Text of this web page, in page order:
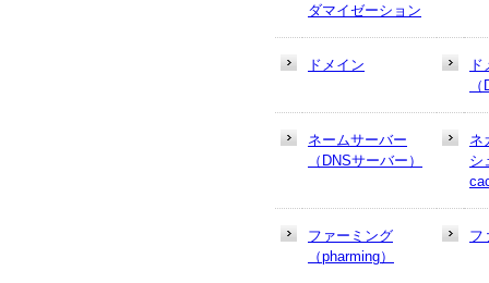
ダマイゼーション
ドメイン
ネームサーバー
（DNSサーバー）
ネ
シ
ファーミング
（pharming）
フ